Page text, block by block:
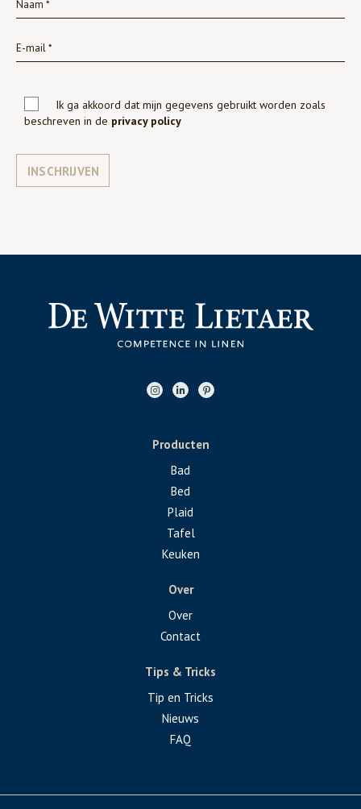
Ik ga akkoord dat mijn gegevens gebruikt worden zoals
beschreven in de privacy policy
INSCHRIJVEN
Producten
Bad
Bed
Plaid
Tafel
Keuken
Over
Over
Contact
Tips & Tricks
Tip en Tricks
Nieuws
FAQ